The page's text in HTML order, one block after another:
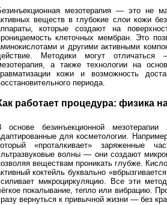
мезотерапия — это не
веществ в глубокие слои кожи
которые создают на
клеточных мембран. Это
и другими активными
Методики могут отличаться
а также технологии на
кожи и возможность
периода.
работает процедура: физика
основе безинъекционной
для косметологии.
«проталкивает» заряженные
волны — они создают
веществам проникать глубже.
коктейль буквально
микроциркуляцию. Все эти
покалывание, тепло или вибрацию.
вернуться к привычной жизни — без